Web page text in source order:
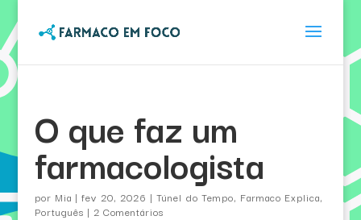
O que faz um
farmacologista
por Mia | fev 20, 2026 | Túnel do Tempo, Farmaco Explica,
Português | 2 Comentários